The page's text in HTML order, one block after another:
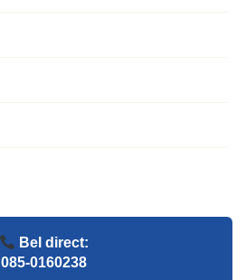
Bel direct:
085-0160238